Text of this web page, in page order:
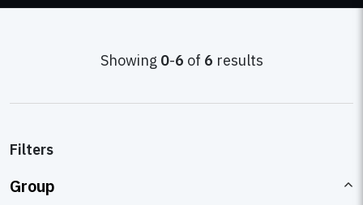
Showing0-6 of 6 results
Filters
Group